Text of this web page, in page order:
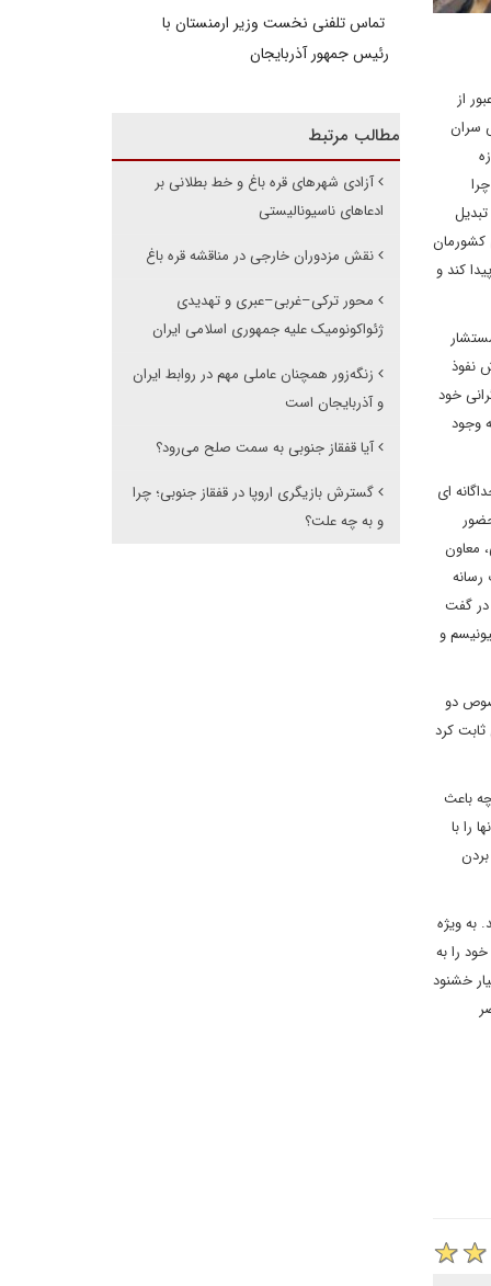
از
سران
کشورمان
کند و
نفوذ
خود
وجود
ای
معاون
در گفت
و
دو
کرد
باعث
را با
به ویژه
را به
خشنود
تماس تلفنی نخست وزیر ارمنستان با
رئیس جمهور آذربایجان
مطالب مرتبط
آزادی شهرهای قره باغ و خط بطلانی بر
ادعاهای ناسیونالیستی
نقش مزدوران خارجی در مناقشه قره باغ
محور ترکی–غربی–عبری و تهدیدی
ژئواکونومیک علیه جمهوری اسلامی ایران
زنگه‌زور همچنان عاملی مهم در روابط ایران
و آذربایجان است
آیا قفقاز جنوبی به سمت صلح می‌رود؟
گسترش بازیگری اروپا در قفقاز جنوبی؛ چرا
و به چه علت؟